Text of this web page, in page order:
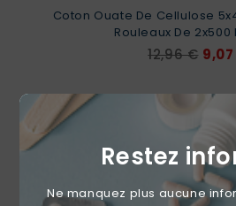
Restez
Ne manquez plus aucune
Coton Ouate De Cellulose
Rouleaux De 2x500
Prix
base
12,96 € Prix